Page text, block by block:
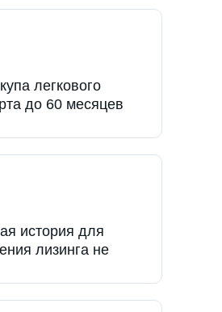
легкового
до 60 месяцев
история для
лизинга не